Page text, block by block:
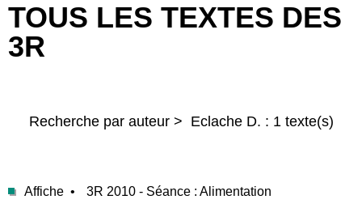
TOUS LES TEXTES DES
3R
Recherche par auteur > Eclache D. : 1 texte(s)
Affiche • 3R 2010 - Séance : Alimentation